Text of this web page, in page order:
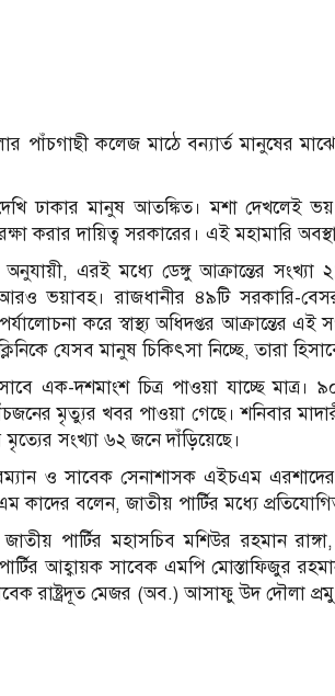
পাঁচগাছী কলেজ মাঠে বন্যার্ত মানুষের মাঝে
ঢাকার মানুষ আতঙ্কিত। মশা দেখলেই ভয়
করার দায়িত্ব সরকারের। এই মহামারি
এরই মধ্যে ডেঙ্গু আক্রান্তের সংখ্যা
আরও ভয়াবহ। রাজধানীর ৪৯টি সরকারি-
করে স্বাস্থ্য অধিদপ্তর আক্রান্তের
যেসব মানুষ চিকিৎসা নিচ্ছে, তারা
এক-দশমাংশ চিত্র পাওয়া যাচ্ছে
মৃত্যুর খবর পাওয়া গেছে। শনিবার
সংখ্যা ৬২ জনে দাঁড়িয়েছে।
ও সাবেক সেনাশাসক এইচএম
কাদের বলেন, জাতীয় পার্টির মধ্যে
পার্টির মহাসচিব মশিউর রহমান
আহ্বায়ক সাবেক এমপি মোস্তাফিজুর
রাষ্ট্রদূত মেজর (অব.) আসাফু উদ দৌলা